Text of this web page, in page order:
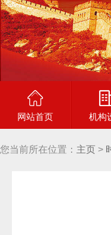
网站首页 机构
您当前所在位置： 主页 >